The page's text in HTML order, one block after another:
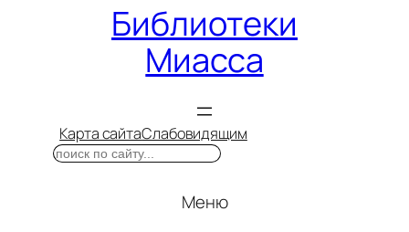
Библиотеки
Миасса
Карта сайтаСлабовидящим
Поиск
Меню